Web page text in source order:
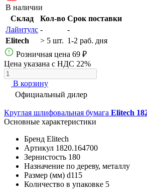
В наличии
Склад
Кол-во Срок поставки
Лайнтулс -
-
Elitech
> 5 шт. 1-2 раб. дня
Розничная цена 69 ₽
Цена указана с НДС 22%
В корзину
Официальный дилер
Круглая шлифовальная бумага Elitech
Основные характеристики
Бренд Elitech
Артикул 1820.164700
Зернистость 180
Назначение по дереву, металлу
Размер (мм) d115
Количество в упаковке 5